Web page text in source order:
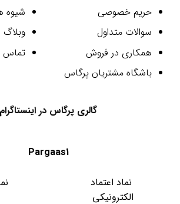
حریم خصوصی
سوالات متداول
همکاری در فروش
باشگاه مشتریان پرگاس
شیوه
وبلاگ
تماس
گالری پرگاس در اینستاگرام
Pargaas1
نماد اعتماد
الکترونیکی